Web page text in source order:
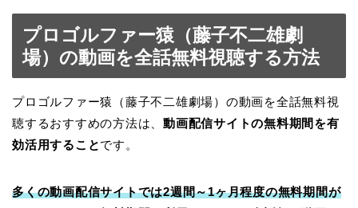
プロゴルファー猿（藤子不二雄劇
場）の動画を全話無料視聴する方法
プロゴルファー猿（藤子不二雄劇場）の動画を全話無料視
聴するおすすめの方法は、動画配信サイトの無料期間を有
効活用することです。
多くの動画配信サイトでは2週間～1ヶ月程度の無料期間が